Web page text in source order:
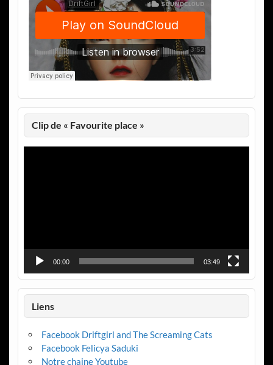
Clip de « Favourite place »
Lecteur
00:00 03:49
Liens
Facebook Driftgirl and The Screaming Cats
Facebook Felicya Saduki
Notre chaine Youtube